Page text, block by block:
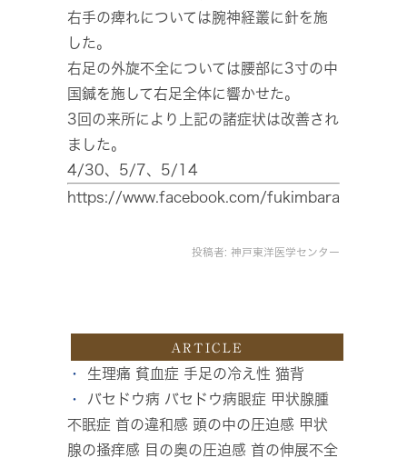
右手の痺れについては腕神経叢に針を施
した。
右足の外旋不全については腰部に3寸の中
国鍼を施して右足全体に響かせた。
3回の来所により上記の諸症状は改善され
ました。
4/30、5/7、5/14
https://www.facebook.com/fukimbara
投稿者: 神戸東洋医学センター
ARTICLE
生理痛 貧血症 手足の冷え性 猫背
バセドウ病 バセドウ病眼症 甲状腺腫
不眠症 首の違和感 頭の中の圧迫感 甲状
腺の掻痒感 目の奥の圧迫感 首の伸展不全